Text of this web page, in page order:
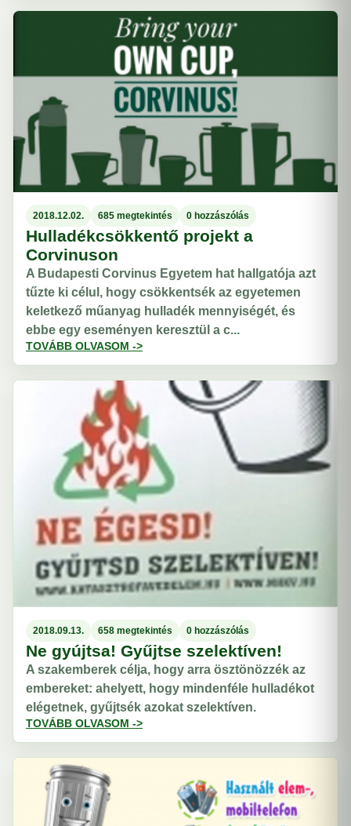
2018.12.02. 685 megtekintés 0 hozzászólás
Hulladékcsökkentő projekt a
Corvinuson
A Budapesti Corvinus Egyetem hat hallgatója azt
tűzte ki célul, hogy csökkentsék az egyetemen
keletkező műanyag hulladék mennyiségét, és
ebbe egy eseményen keresztül a c...
TOVÁBB OLVASOM ->
2018.09.13. 658 megtekintés 0 hozzászólás
Ne gyújtsa! Gyűjtse szelektíven!
A szakemberek célja, hogy arra ösztönözzék az
embereket: ahelyett, hogy mindenféle hulladékot
elégetnek, gyűjtsék azokat szelektíven.
TOVÁBB OLVASOM ->